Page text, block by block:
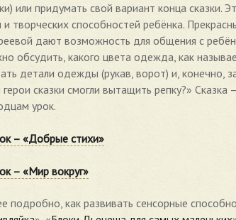
или придумать свой вариант конца сказки.
и творческих способностей ребёнка.
дают возможность для общения с
обсудить, какого цвета одежда, как
детали одежды (рукав, ворот) и, конечно,
герои сказки смогли вытащить репку?»
урок.
– «Добрые стихи»
– «Мир вокруг»
подробно, как развивать сенсорные